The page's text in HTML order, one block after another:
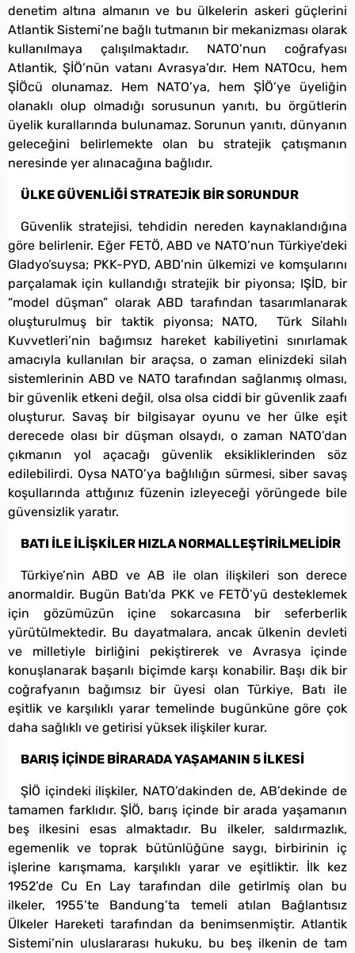
denetim altına almanın ve bu ülkelerin askeri güçlerini
Atlantik Sistemi’ne bağlı tutmanın bir mekanizması olarak
kullanılmaya çalışılmaktadır. NATO’nun coğrafyası
Atlantik, ŞİÖ’nün vatanı Avrasya’dır. Hem NATOcu, hem
ŞİÖcü olunamaz. Hem NATO’ya, hem ŞİÖ’ye üyeliğin
olanaklı olup olmadığı sorusunun yanıtı, bu örgütlerin
üyelik kurallarında bulunamaz. Sorunun yanıtı, dünyanın
geleceğini belirlemekte olan bu stratejik çatışmanın
neresinde yer alınacağına bağlıdır.
ÜLKE GÜVENLİĞİ STRATEJİK BİR SORUNDUR
Güvenlik stratejisi, tehdidin nereden kaynaklandığına
göre belirlenir. Eğer FETÖ, ABD ve NATO’nun Türkiye’deki
Gladyo’suysa; PKK-PYD, ABD’nin ülkemizi ve komşularını
parçalamak için kullandığı stratejik bir piyonsa; IŞİD, bir
“model düşman” olarak ABD tarafından tasarımlanarak
oluşturulmuş bir taktik piyonsa; NATO, Türk Silahlı
Kuvvetleri’nin bağımsız hareket kabiliyetini sınırlamak
amacıyla kullanılan bir araçsa, o zaman elinizdeki silah
sistemlerinin ABD ve NATO tarafından sağlanmış olması,
bir güvenlik etkeni değil, olsa olsa ciddi bir güvenlik zaafı
oluşturur. Savaş bir bilgisayar oyunu ve her ülke eşit
derecede olası bir düşman olsaydı, o zaman NATO’dan
çıkmanın yol açacağı güvenlik eksikliklerinden söz
edilebilirdi. Oysa NATO’ya bağlılığın sürmesi, siber savaş
koşullarında attığınız füzenin izleyeceği yörüngede bile
güvensizlik yaratır.
BATI İLE İLİŞKİLER HIZLA NORMALLEŞTİRİLMELİDİR
Türkiye’nin ABD ve AB ile olan ilişkileri son derece
anormaldir. Bugün Batı’da PKK ve FETÖ’yü desteklemek
için gözümüzün içine sokarcasına bir seferberlik
yürütülmektedir. Bu dayatmalara, ancak ülkenin devleti
ve milletiyle birliğini pekiştirerek ve Avrasya içinde
konuşlanarak başarılı biçimde karşı konabilir. Başı dik bir
coğrafyanın bağımsız bir üyesi olan Türkiye, Batı ile
eşitlik ve karşılıklı yarar temelinde bugünküne göre çok
daha sağlıklı ve getirisi yüksek ilişkiler kurar.
BARIŞ İÇİNDE BİRARADA YAŞAMANIN 5 İLKESİ
ŞİÖ içindeki ilişkiler, NATO’dakinden de, AB’dekinde de
tamamen farklıdır. ŞİÖ, barış içinde bir arada yaşamanın
beş ilkesini esas almaktadır. Bu ilkeler, saldırmazlık,
egemenlik ve toprak bütünlüğüne saygı, birbirinin iç
işlerine karışmama, karşılıklı yarar ve eşitliktir. İlk kez
1952’de Cu En Lay tarafından dile getirlmiş olan bu
ilkeler, 1955’te Bandung’ta temeli atılan Bağlantısız
Ülkeler Hareketi tarafından da benimsenmiştir. Atlantik
Sistemi’nin uluslararası hukuku, bu beş ilkenin de tam